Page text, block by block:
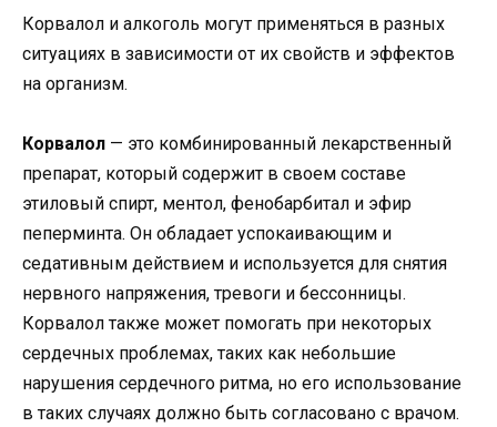
Корвалол и алкоголь могут применяться в разных
ситуациях в зависимости от их свойств и эффектов
на организм.
Корвалол — это комбинированный лекарственный
препарат, который содержит в своем составе
этиловый спирт, ментол, фенобарбитал и эфир
пеперминта. Он обладает успокаивающим и
седативным действием и используется для снятия
нервного напряжения, тревоги и бессонницы.
Корвалол также может помогать при некоторых
сердечных проблемах, таких как небольшие
нарушения сердечного ритма, но его использование
в таких случаях должно быть согласовано с врачом.